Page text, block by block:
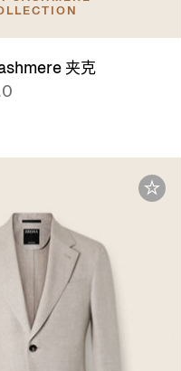
夹克